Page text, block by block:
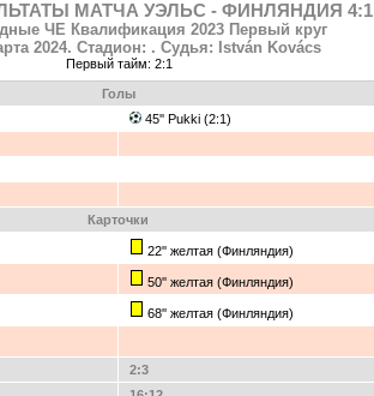
МАТЧА УЭЛЬС - ФИНЛЯНДИЯ 4:1
ЧЕ Квалификация 2023 Первый круг
2024. Стадион: . Судья: István Kovács
Первый тайм: 2:1
Голы
45'' Pukki (2:1)
Карточки
22'' желтая (Финляндия)
50'' желтая (Финляндия)
68'' желтая (Финляндия)
2:3